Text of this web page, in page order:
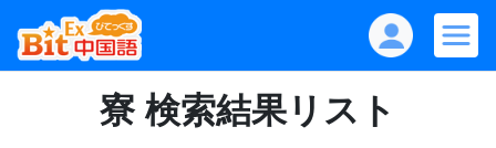
寮 検索結果リスト